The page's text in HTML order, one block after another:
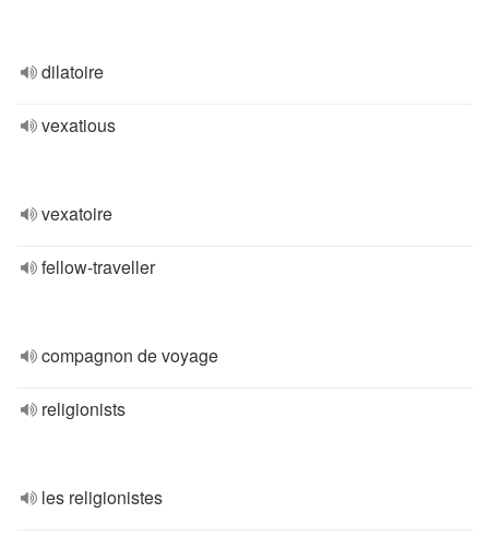
dilatoire
vexatious
vexatoire
fellow-traveller
compagnon de voyage
religionists
les religionistes